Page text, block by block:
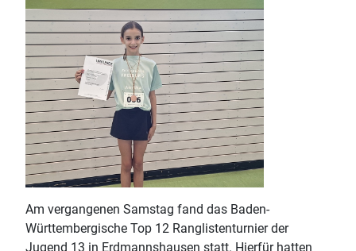
Am vergangenen Samstag fand das Baden-
Württembergische Top 12 Ranglistenturnier der
Jugend 13 in Erdmannshausen statt. Hierfür hatten